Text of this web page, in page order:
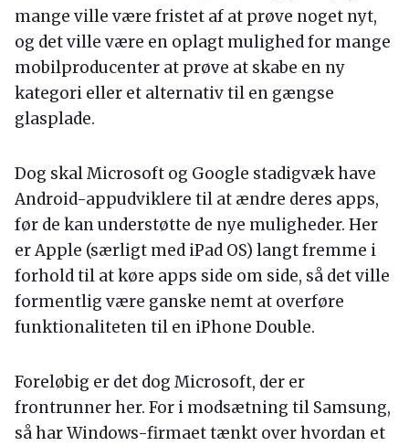
mange ville være fristet af at prøve noget nyt,
og det ville være en oplagt mulighed for mange
mobilproducenter at prøve at skabe en ny
kategori eller et alternativ til en gængse
glasplade.
Dog skal Microsoft og Google stadigvæk have
Android-appudviklere til at ændre deres apps,
før de kan understøtte de nye muligheder. Her
er Apple (særligt med iPad OS) langt fremme i
forhold til at køre apps side om side, så det ville
formentlig være ganske nemt at overføre
funktionaliteten til en iPhone Double.
Foreløbig er det dog Microsoft, der er
frontrunner her. For i modsætning til Samsung,
så har Windows-firmaet tænkt over hvordan et